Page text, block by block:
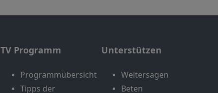
TV Programm
Programmübersicht
Tipps der
Unterstützen
Weitersagen
Beten